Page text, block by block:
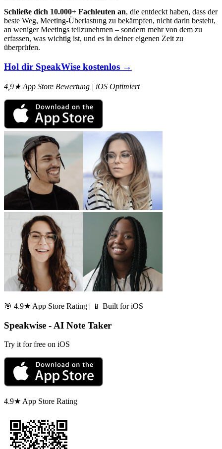
Schließe dich 10.000+ Fachleuten an, die entdeckt haben, dass der
beste Weg, Meeting-Überlastung zu bekämpfen, nicht darin besteht,
an weniger Meetings teilzunehmen – sondern mehr von dem zu
erfassen, was wichtig ist, und es in deiner eigenen Zeit zu
überprüfen.
Hol dir SpeakWise kostenlos →
4,9★ App Store Bewertung | iOS Optimiert
🎯 4.9★ App Store Rating | 📱 Built for iOS
Speakwise - AI Note Taker
Try it for free on iOS
4.9★ App Store Rating